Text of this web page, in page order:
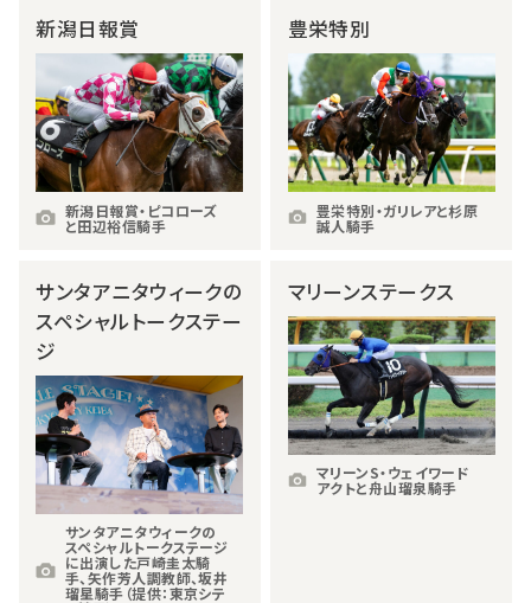
新潟日報賞
新潟日報賞・ピコローズ
と田辺裕信騎手
豊栄特別
豊栄特別・ガリレアと杉原
誠人騎手
サンタアニタウィークの
スペシャルトークステー
ジ
サンタアニタウィークの
スペシャルトークステージ
に出演した戸崎圭太騎
手、矢作芳人調教師、坂井
瑠星騎手（提供：東京シテ
マリーンステークス
マリーンS・ウェイワード
アクトと舟山瑠泉騎手